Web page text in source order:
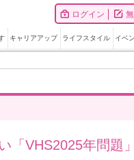
ログイン
キャリアアップ ライフスタイル イベ
「VHS2025年問題」